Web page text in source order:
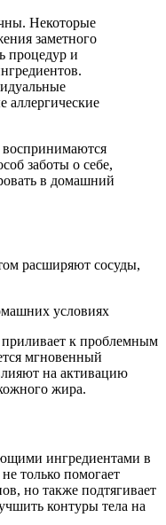
Некоторые
заметного
процедур и
аллергические
заботы о себе,
в домашний
расширяют сосуды,
приливает к проблемным
мгновенный
на активацию
жира.
ингредиентами в
только помогает
но также подтягивает
контуры тела на